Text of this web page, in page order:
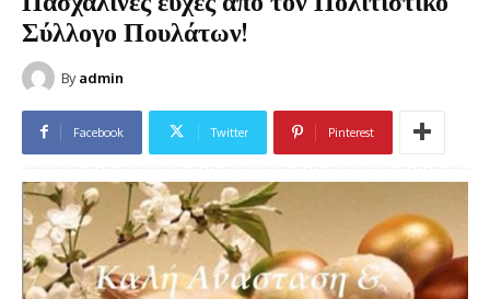
Σύλλογο Πουλάτων!
By admin
Facebook Twitter Pinterest